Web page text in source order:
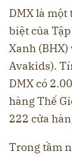
DMX là
biệt của
Xanh (BHX)
Avakids).
DMX có
hàng Thế
222 cửa
Trong tầm